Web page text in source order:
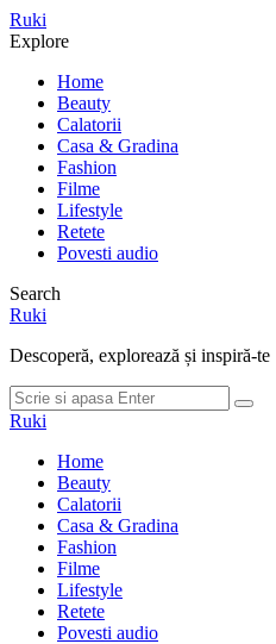
Meniu
Ruki
Cauta
Explore
Home
Beauty
Calatorii
Casa & Gradina
Fashion
Filme
Lifestyle
Retete
Povesti audio
Search
Ruki
Descoperă, explorează și inspiră-te
Cauta
dupa:
Cauta
Ruki
Home
Beauty
Calatorii
Casa & Gradina
Fashion
Filme
Lifestyle
Retete
Povesti audio